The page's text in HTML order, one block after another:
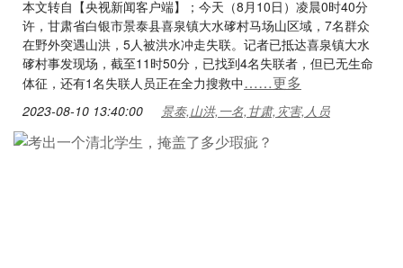
本文转自【央视新闻客户端】；今天（8月10日）凌晨0时40分
许，甘肃省白银市景泰县喜泉镇大水䃎村马场山区域，7名群众
在野外突遇山洪，5人被洪水冲走失联。记者已抵达喜泉镇大水
䃎村事发现场，截至11时50分，已找到4名失联者，但已无生命
体征，还有1名失联人员正在全力搜救中……更多
2023-08-10 13:40:00 景泰,山洪,一名,甘肃,灾害,人员